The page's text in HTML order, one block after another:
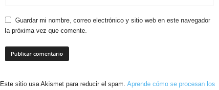
Guardar mi nombre, correo electrónico y sitio web en este navegador
la próxima vez que comente.
Este sitio usa Akismet para reducir el spam. Aprende cómo se procesan los